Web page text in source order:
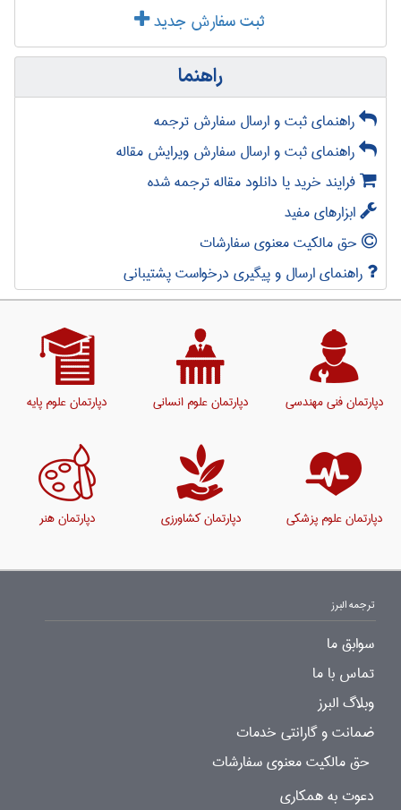
ثبت سفارش جدید
راهنما
راهنمای ثبت و ارسال سفارش ترجمه
راهنمای ثبت و ارسال سفارش ویرایش مقاله
فرایند خرید یا دانلود مقاله ترجمه شده
ابزارهای مفید
حق مالکیت معنوی سفارشات
راهنمای ارسال و پیگیری درخواست پشتیبانی
دپارتمان فنی مهندسی دپارتمان علوم انسانی دپارتمان علوم پایه
دپارتمان علوم پزشکی دپارتمان کشاورزی دپارتمان هنر
ترجمه البرز
سوابق ما
تماس با ما
وبلاگ البرز
ضمانت و گارانتی خدمات
حق مالکیت معنوی سفارشات
دعوت به همکاری